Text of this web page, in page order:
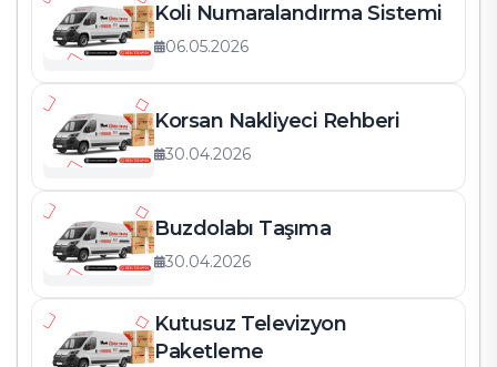
Koli Numaralandırma Sistemi
06.05.2026
Korsan Nakliyeci Rehberi
30.04.2026
Buzdolabı Taşıma
30.04.2026
Kutusuz Televizyon
Paketleme